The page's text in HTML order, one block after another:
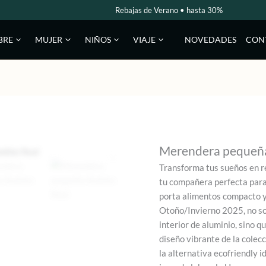
Rebajas de Verano • hasta 30%
MUJER NIÑOS VIAJE NOVEDADES
Merendera
Transforma tus sueños en
tu compañera perfecta
porta alimentos compacto
Otoño/Invierno 2025, no
interior de aluminio, sino
diseño vibrante de la
la alternativa ecofriendly